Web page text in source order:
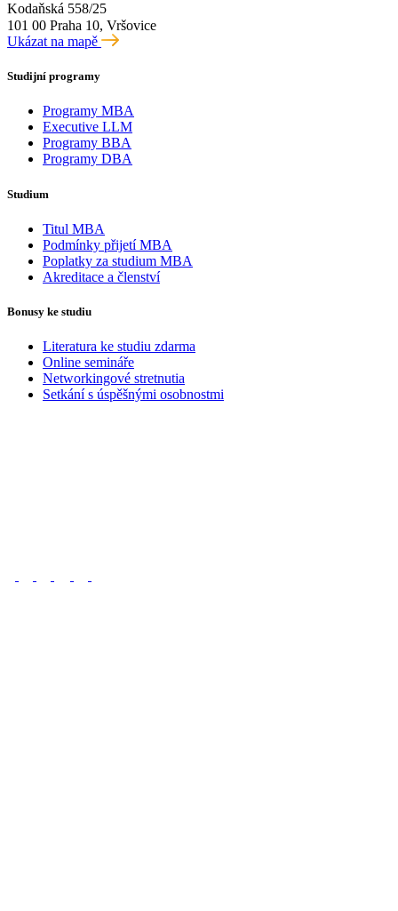
Kodaňská 558/25
101 00 Praha 10, Vršovice
Ukázat na mapě
Studijní programy
Programy MBA
Executive LLM
Programy BBA
Programy DBA
Studium
Titul MBA
Podmínky přijetí MBA
Poplatky za studium MBA
Akreditace a členství
Bonusy ke studiu
Literatura ke studiu zdarma
Online semináře
Networkingové stretnutia
Setkání s úspěšnými osobnostmi